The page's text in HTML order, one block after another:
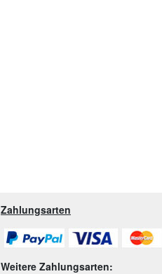
Zahlungsarten
Weitere Zahlungsarten: